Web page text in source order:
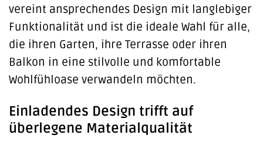
vereint ansprechendes Design mit langlebiger
Funktionalität und ist die ideale Wahl für alle,
die ihren Garten, ihre Terrasse oder ihren
Balkon in eine stilvolle und komfortable
Wohlfühloase verwandeln möchten.
Einladendes Design trifft auf
überlegene Materialqualität